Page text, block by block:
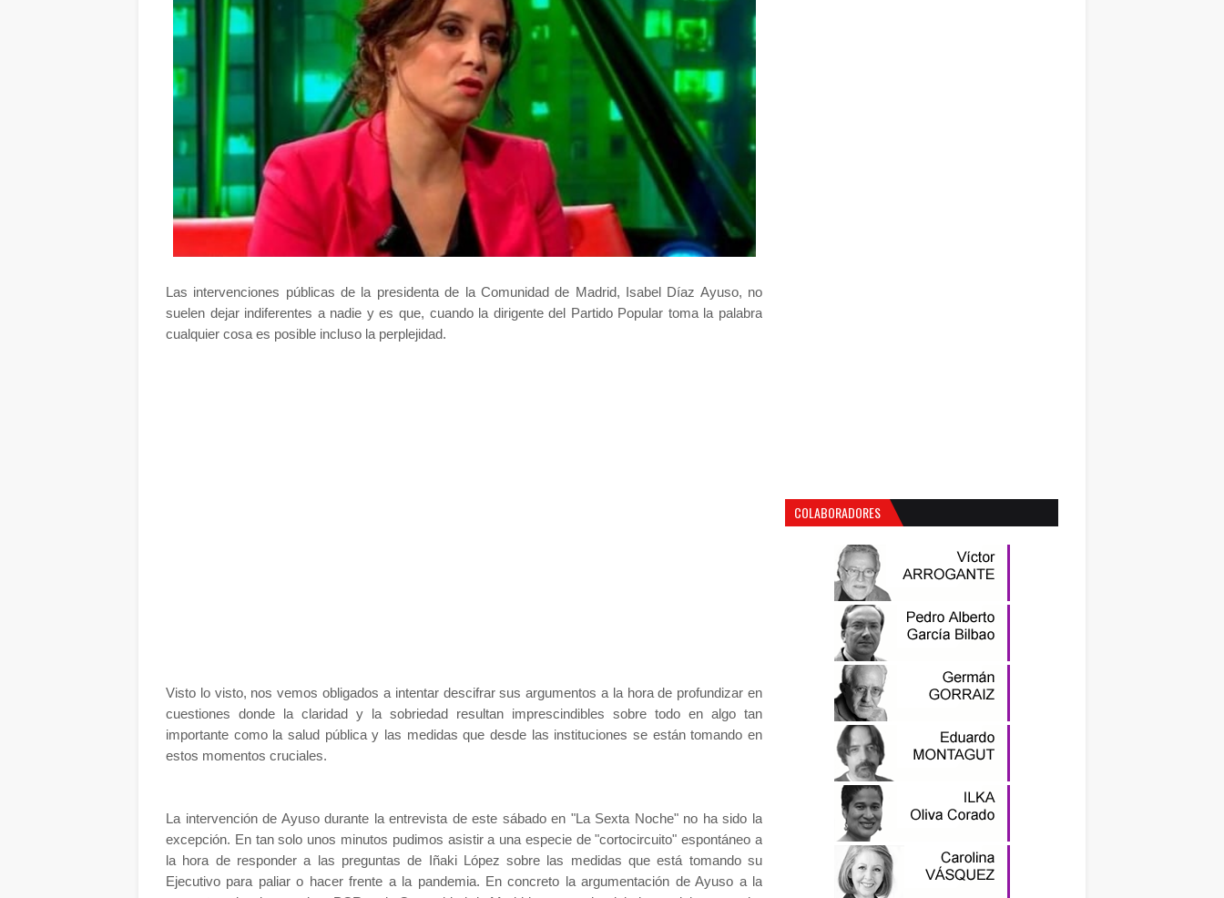
Las intervenciones públicas de la presidenta de la Comunidad de Madrid, Isabel Díaz Ayuso, no
suelen dejar indiferentes a nadie y es que, cuando la dirigente del Partido Popular toma la palabra
cualquier cosa es posible incluso la perplejidad.
Visto lo visto, nos vemos obligados a intentar descifrar sus argumentos a la hora de profundizar en
cuestiones donde la claridad y la sobriedad resultan imprescindibles sobre todo en algo tan
importante como la salud pública y las medidas que desde las instituciones se están tomando en
estos momentos cruciales.
La intervención de Ayuso durante la entrevista de este sábado en "La Sexta Noche" no ha sido la
excepción. En tan solo unos minutos pudimos asistir a una especie de "cortocircuito" espontáneo a
la hora de responder a las preguntas de Iñaki López sobre las medidas que está tomando su
Ejecutivo para paliar o hacer frente a la pandemia. En concreto la argumentación de Ayuso a la
COLABORADORES